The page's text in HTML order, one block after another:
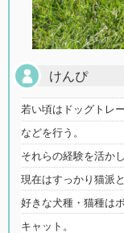
けんぴ
若い頃はドッグトレ
などを行う。
それらの経験を活か
現在はすっかり猫派と
好きな犬種・猫種は
キャット。